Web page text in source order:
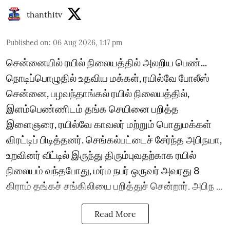
thanthitv
Published on: 06 Aug 2026, 1:17 pm
சென்னையில் ரயில் நிலையத்தில் அலறிய பெண்...
நொடிப்பொழுதில் உதவிய மக்கள், ரயில்வே போலீஸ்
சென்னை, பழவந்தாங்கல் ரயில் நிலையத்தில்,
இளம்பெண்ணிடம் தங்க செயினை பறித்த
இளைஞரை, ரயில்வே காவலர் மற்றும் பொதுமக்கள்
விரட்டிப் பிடித்தனர். செங்கல்பட்டைச் சேர்ந்த அபிநயா,
உறவினர் வீட்டில் இருந்து திரும்புவதற்காக ரயில்
நிலையம் வந்தபோது, மர்ம நபர் ஒருவர் அவரது 8
கிராம் தங்கச் சங்கிலியை பறித்துச் சென்றார். அபிந ...
Read More